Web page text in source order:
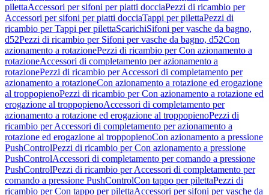
pilettaAccessori per sifoni per piatti docciaPezzi di ricambio per
Accessori per sifoni per piatti docciaTappi per pilettaPezzi di
ricambio per Tappi per pilettaScarichiSifoni per vasche da bagno,
d52Pezzi di ricambio per Sifoni per vasche da bagno, d52Con
azionamento a rotazionePezzi di ricambio per Con azionamento a
rotazioneAccessori di completamento per azionamento a
rotazionePezzi di ricambio per Accessori di completamento per
azionamento a rotazioneCon azionamento a rotazione ed erogazione
al troppopienoPezzi di ricambio per Con azionamento a rotazione ed
erogazione al troppopienoAccessori di completamento per
azionamento a rotazione ed erogazione al troppopienoPezzi di
ricambio per Accessori di completamento per azionamento a
rotazione ed erogazione al troppopienoCon azionamento a pressione
PushControlPezzi di ricambio per Con azionamento a pressione
PushControlAccessori di completamento per comando a pressione
PushControlPezzi di ricambio per Accessori di completamento per
comando a pressione PushControlCon tappo per pilettaPezzi di
ricambio per Con tappo per pilettaAccessori per sifoni per vasche da